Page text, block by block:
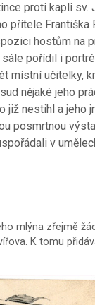
proti kapli sv.
přítele Františka
hostům na
pořídil i
místní učitelky,
nějaké jeho
již nestihl a jeho
posmrtnou
v
mlýna zřejmě
K tomu